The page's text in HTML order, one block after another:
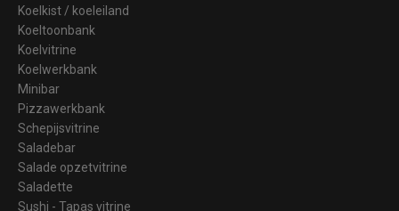
Koelkist / koeleiland
Koeltoonbank
Koelvitrine
Koelwerkbank
Minibar
Pizzawerkbank
Schepijsvitrine
Saladebar
Salade opzetvitrine
Saladette
Sushi - Tapas vitrine